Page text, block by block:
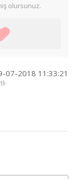
olursunuz.
07-2018 11:33:21